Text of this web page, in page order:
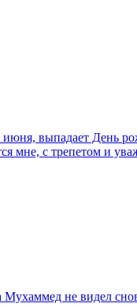
июня, выпадает День
мне, с трепетом и
Мухаммед не видел